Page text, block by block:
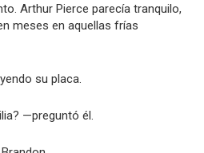
Arthur Pierce parecía tranquilo,
meses en aquellas frías
su placa.
—preguntó él.